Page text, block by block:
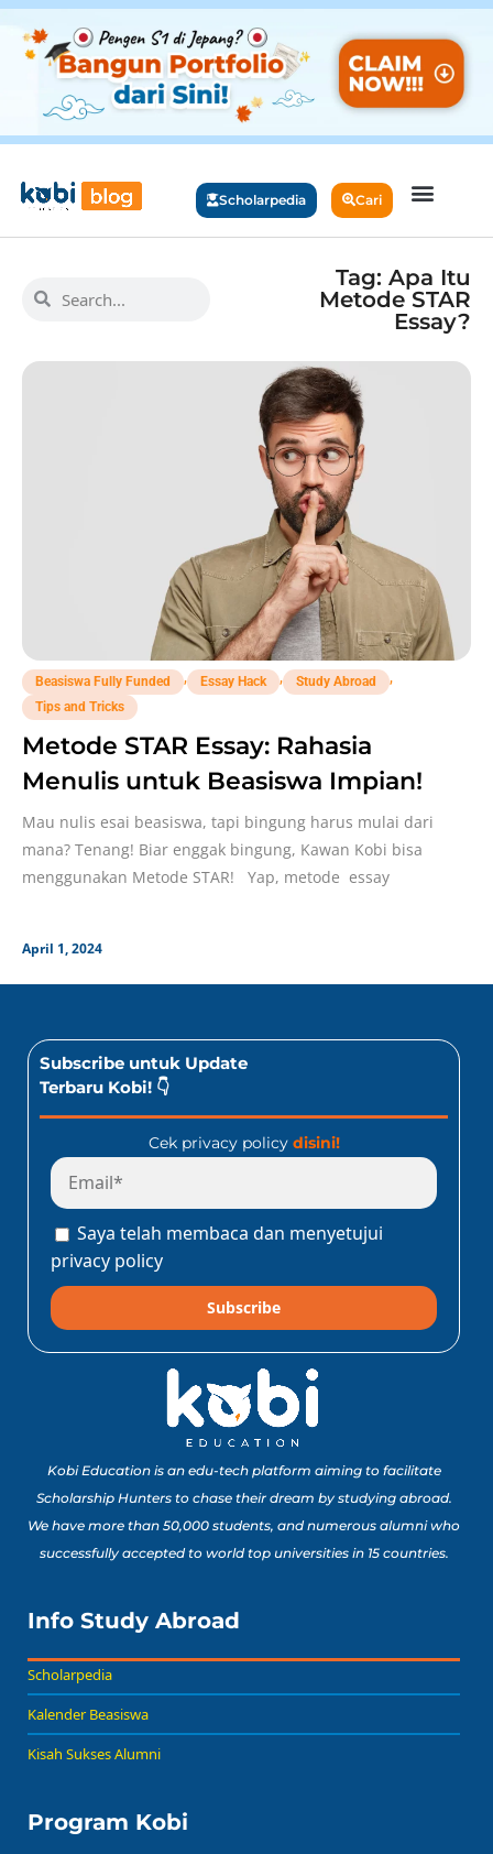
Scholarpedia Cari
Tag: Apa Itu
Metode STAR
Essay?
Beasiswa Fully Funded Essay Hack Study Abroad
Tips and Tricks
Metode STAR Essay: Rahasia
Menulis untuk Beasiswa Impian!
Mau nulis esai beasiswa, tapi bingung harus mulai dari
mana? Tenang! Biar enggak bingung, Kawan Kobi bisa
menggunakan Metode STAR! Yap, metode essay
April 1, 2024
Subscribe untuk Update
Terbaru Kobi! 👇
Cek privacy policy disini!
Saya telah membaca dan menyetujui
privacy policy
Subscribe
Kobi Education is an edu-tech platform aiming to facilitate
Scholarship Hunters to chase their dream by studying abroad.
We have more than 50,000 students, and numerous alumni who
successfully accepted to world top universities in 15 countries.
Info Study Abroad
Scholarpedia
Kalender Beasiswa
Kisah Sukses Alumni
Program Kobi